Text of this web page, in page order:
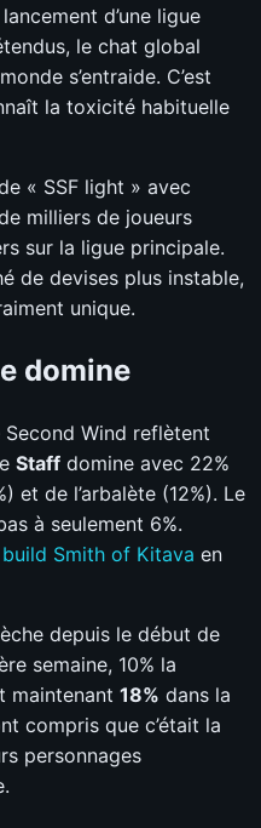
d’une ligue
le chat global
s’entraide. C’est
la toxicité habituelle
« SSF light » avec
milliers de joueurs
sur la ligue principale.
de devises plus instable,
unique.
domine
Wind reflètent
Staff domine avec 22%
et de l’arbalète (12%). Le
à seulement 6%.
build Smith of Kitava en
depuis le début de
semaine, 10% la
maintenant 18% dans la
compris que c’était la
personnages